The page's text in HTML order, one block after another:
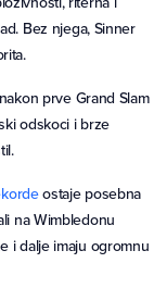
Bez njega, Sinner
prve Grand Slam
odskoci i brze
ostaje posebna
na Wimbledonu
i dalje imaju ogromnu